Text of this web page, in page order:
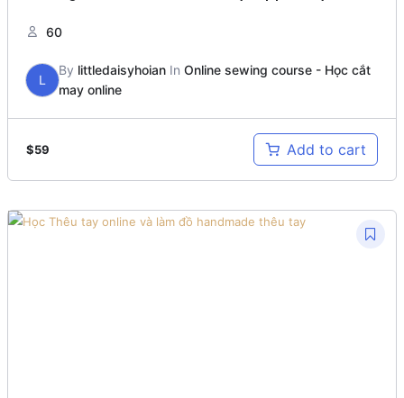
60
L
By littledaisyhoian InOnline sewing course - Học cắt
may online
$59 Add to cart